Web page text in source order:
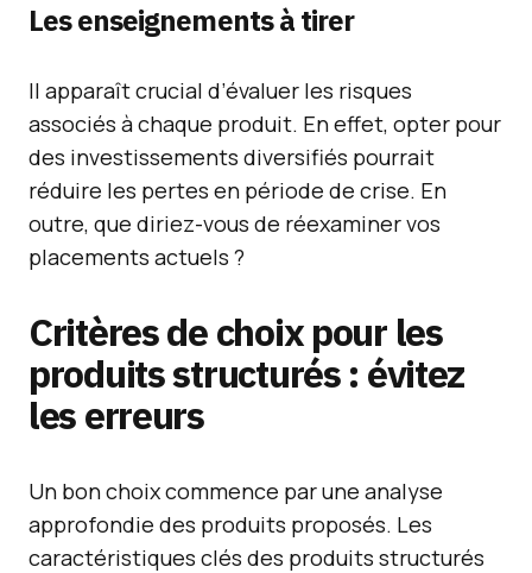
Les enseignements à tirer
Il apparaît crucial d’évaluer les risques
associés à chaque produit. En effet, opter pour
des investissements diversifiés pourrait
réduire les pertes en période de crise. En
outre, que diriez-vous de réexaminer vos
placements actuels ?
Critères de choix pour les
produits structurés : évitez
les erreurs
Un bon choix commence par une analyse
approfondie des produits proposés. Les
caractéristiques clés des produits structurés